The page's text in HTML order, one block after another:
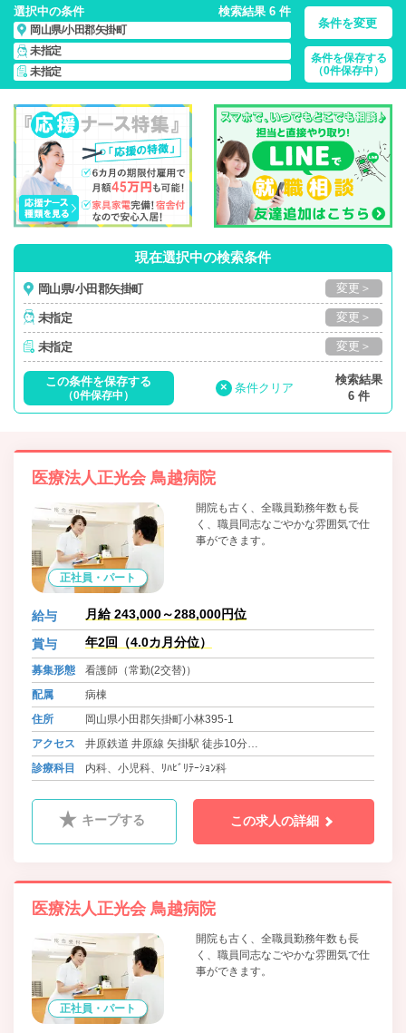
選択中の条件 検索結果 6 件
岡山県/小田郡矢掛町
未指定
未指定
条件を変更
条件を保存する
（0件保存中）
岡山県/小田郡矢掛町/正社員・パート・応援ナース・派遣の
看護師求人・派遣・転職・募集一覧
現在選択中の検索条件
岡山県/小田郡矢掛町 変更＞
未指定 変更＞
未指定 変更＞
この条件を保存する
（0件保存中）
× 条件クリア
検索結果
6 件
医療法人正光会 鳥越病院
正社員・パート
開院も古く、全職員勤務年数も長
く、職員同志なごやかな雰囲気で仕
事ができます。
給与 月給 243,000～288,000円位
賞与 年2回（4.0カ月分位）
募集形態
看護師（常勤(2交替)）
配属
病棟
住所
岡山県小田郡矢掛町小林395-1
アクセス
井原鉄道 井原線 矢掛駅 徒歩10分
バス 地域福祉バス 農協矢掛支店 徒歩2分
診療科目 内科、小児科、ﾘﾊﾋﾞﾘﾃｰｼｮﾝ科
キープする この求人の詳細
医療法人正光会 鳥越病院
正社員・パート
開院も古く、全職員勤務年数も長
く、職員同志なごやかな雰囲気で仕
事ができます。